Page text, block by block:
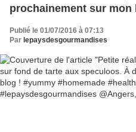
prochainement sur mon
#photooftheday
Publié le 01/07/2016 à 07:13
Par lepaysdesgourmandises